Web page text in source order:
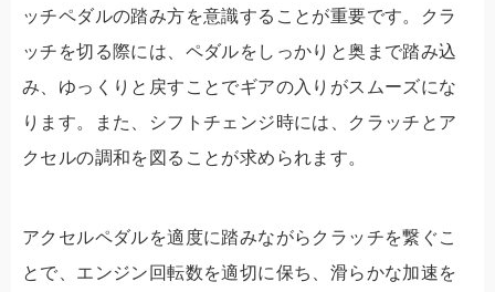
ッチペダルの踏み方を意識することが重要です。クラ
ッチを切る際には、ペダルをしっかりと奥まで踏み込
み、ゆっくりと戻すことでギアの入りがスムーズにな
ります。また、シフトチェンジ時には、クラッチとア
クセルの調和を図ることが求められます。
アクセルペダルを適度に踏みながらクラッチを繋ぐこ
とで、エンジン回転数を適切に保ち、滑らかな加速を